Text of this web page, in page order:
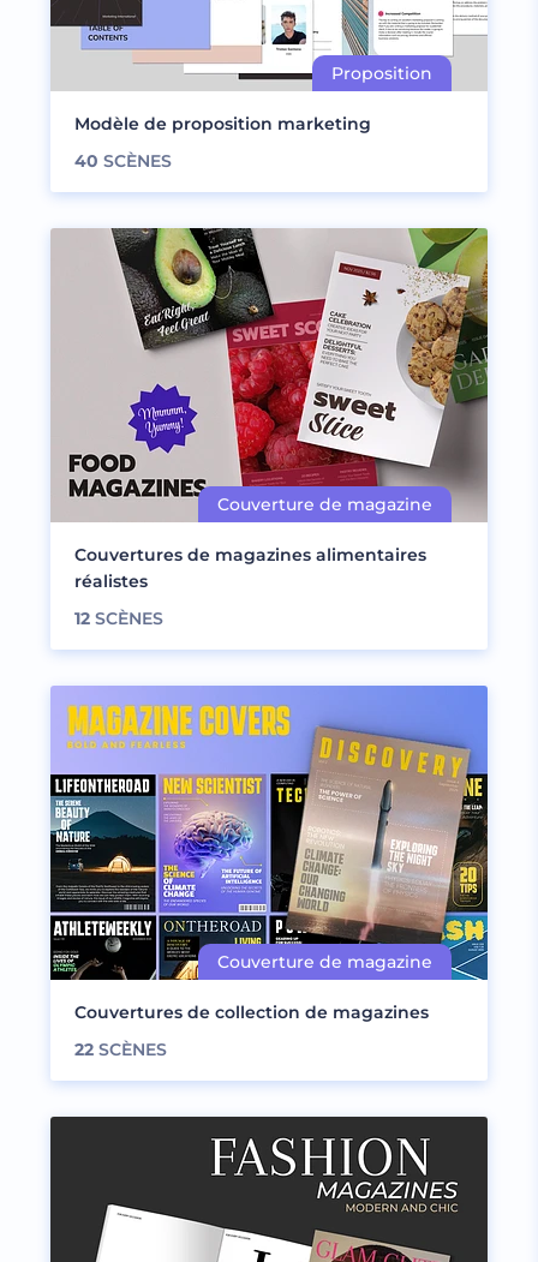
Modèle de proposition marketing
40 SCÈNES
Couvertures de magazines alimentaires
réalistes
12 SCÈNES
Couvertures de collection de magazines
22 SCÈNES